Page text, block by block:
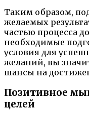
Таким образом,
желаемых
частью процесса
необходимые
условия для
желаний, вы
шансы на
Позитивное
целей